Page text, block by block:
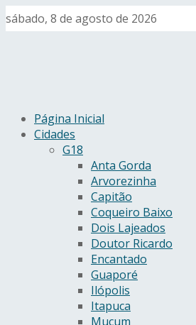
sábado, 8 de agosto de 2026
Página Inicial
Cidades
G18
Anta Gorda
Arvorezinha
Capitão
Coqueiro Baixo
Dois Lajeados
Doutor Ricardo
Encantado
Guaporé
Ilópolis
Itapuca
Muçum